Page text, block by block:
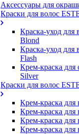
Аксессуары для
Краски для волос
Краска-уход для
Blond
Краска-уход для
Flash
Крем-краска для
Silver
Краски для волос
Крем-краска
Крем-краска
Крем-краска
Крем-краска для